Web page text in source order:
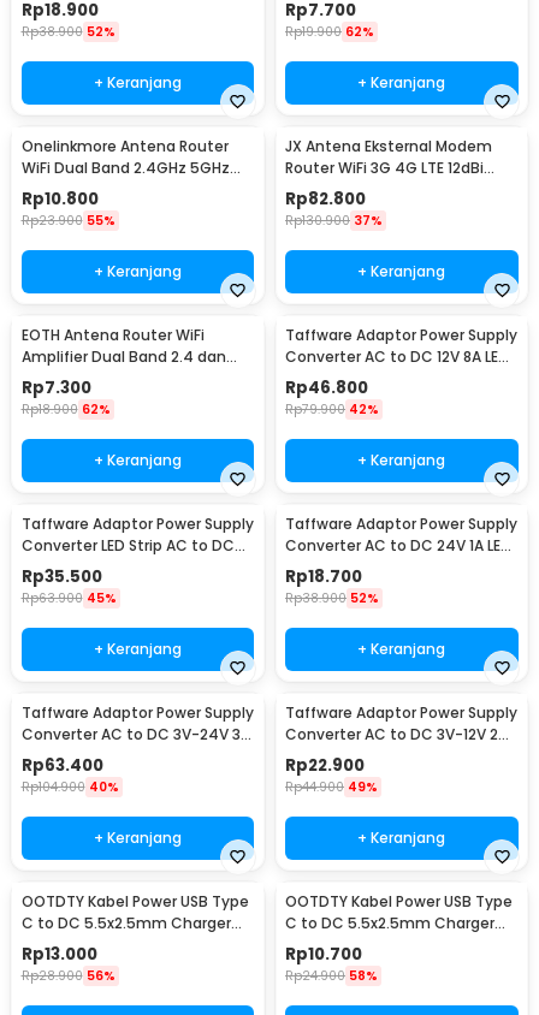
Rp18.900
Rp38.900 52%
+ Keranjang
Rp7.700
Rp19.900 62%
+ Keranjang
Onelinkmore Antena Router
WiFi Dual Band 2.4GHz 5GHz
10dBi RP-SMA Male
Rp10.800
Rp23.900 55%
+ Keranjang
JX Antena Eksternal Modem
Router WiFi 3G 4G LTE 12dBi
Konektor SMA - GJX-698-
3800-10
Rp82.800
Rp130.900 37%
+ Keranjang
EOTH Antena Router WiFi
Amplifier Dual Band 2.4 dan
5GHz RP-SMA Male
Rp7.300
Rp18.900 62%
+ Keranjang
Taffware Adaptor Power Supply
Converter AC to DC 12V 8A LED
Strip - 1280
Rp46.800
Rp79.900 42%
+ Keranjang
Taffware Adaptor Power Supply
Converter LED Strip AC to DC
12V 4A - 1240
Rp35.500
Rp63.900 45%
+ Keranjang
Taffware Adaptor Power Supply
Converter AC to DC 24V 1A LED
Strip - 2410
Rp18.700
Rp38.900 52%
+ Keranjang
Taffware Adaptor Power Supply
Converter AC to DC 3V-24V 3A
Adjustable - BSK-602
Rp63.400
Rp104.900 40%
+ Keranjang
Taffware Adaptor Power Supply
Converter AC to DC 3V-12V 2A
Adjustable - 31220
Rp22.900
Rp44.900 49%
+ Keranjang
OOTDTY Kabel Power USB Type
C to DC 5.5x2.5mm Charger
Router CCTV 97cm 20V -
PA12M
Rp13.000
Rp28.900 56%
OOTDTY Kabel Power USB Type
C to DC 5.5x2.5mm Charger
Router CCTV 97cm 12V - PA12M
Rp10.700
Rp24.900 58%